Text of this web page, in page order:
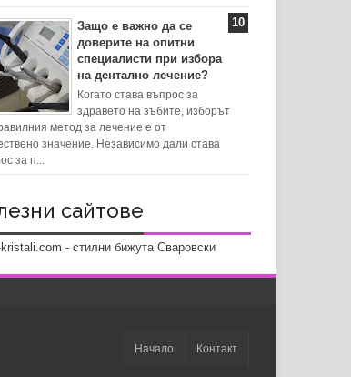
Защо е важно да се
доверите на опитни
специалисти при избора
на дентално лечение?
Когато става въпрос за
здравето на зъбите, изборът
метод за лечение е от
значение. Независимо дали става
за п...
сайтове
- стилни бижута Сваровски
Начало Контакт